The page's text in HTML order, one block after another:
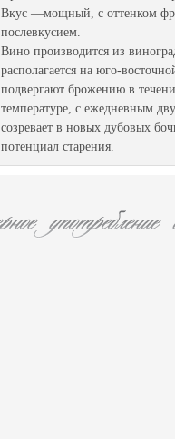
Вкус —мощный, с оттенком
послевкусием.
Вино производится из
располагается на юго-
подвергают брожению в
температуре, с ежедневным
созревает в новых дубовых
потенциал старения.